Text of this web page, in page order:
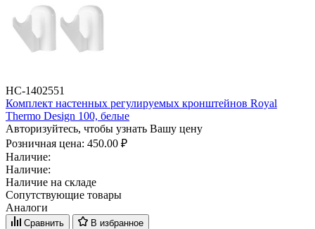
НС-1402551
Комплект настенных регулируемых кронштейнов Royal
Thermo Design 100, белые
Авторизуйтесь, чтобы узнать Вашу цену
Розничная цена: 450.00 ₽
Наличие:
Наличие:
Наличие на складе
Сопутствующие товары
Аналоги
Сравнить В избранное